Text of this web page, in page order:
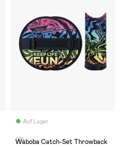
Auf Lager
(0)
Waboba Catch-Set Throwback